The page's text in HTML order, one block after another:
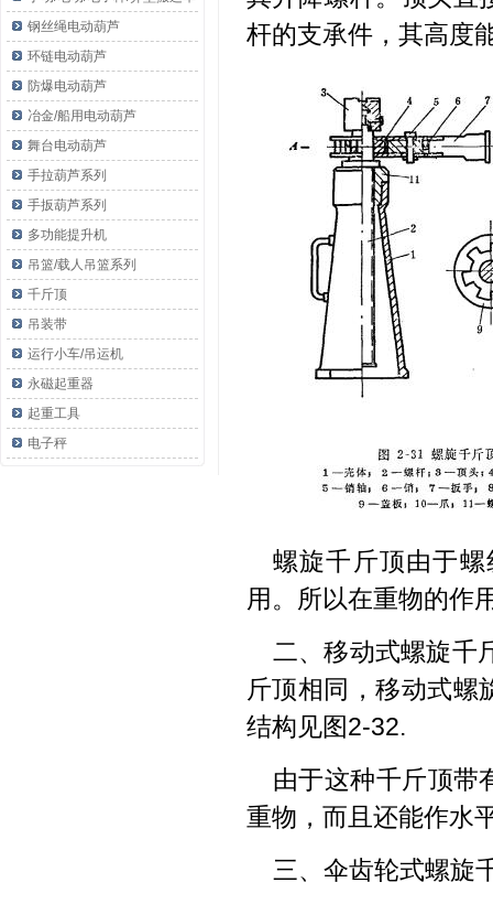
钢丝绳电动葫芦
环链电动葫芦
防爆电动葫芦
冶金/船用电动葫芦
舞台电动葫芦
手拉葫芦系列
手扳葫芦系列
多功能提升机
吊篮/载人吊篮系列
千斤顶
吊装带
运行小车/吊运机
永磁起重器
起重工具
电子秤
杆的支承件，其高度
螺旋千斤顶由于
用。所以在重物的作
二、移动式螺旋千
斤顶相同，移动式螺
结构见图2-32.
由于这种千斤顶带
重物，而且还能作水
三、伞齿轮式螺旋